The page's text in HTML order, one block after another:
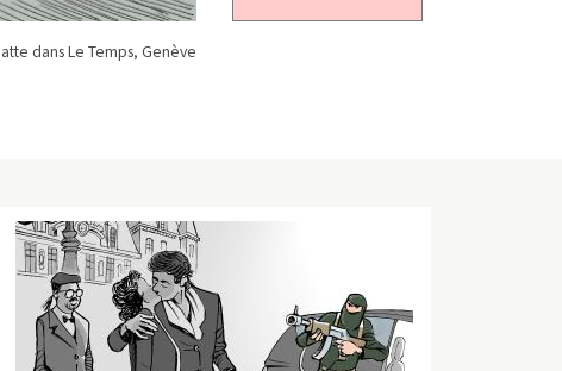
dans Le Temps, Genève